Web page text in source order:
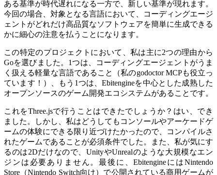
ある基準が時代遅れになる一方で、新しい基準が現れます。
今回の場合、対象となる言語において、コーディングエージ
ェントがどれだけ高品質なソフトウェアを簡単に生成できる
かに細心の注意を払うことになります。
この特定のプロジェクトにおいて、私は主に2つの理由から
Goを選びました。1つは、コーディングエージェントがうま
く扱える軽量な言語であること（私のgodoctor MCPも役立っ
ています！）、もう1つは、Ebitengineを中心とした成熟した
オープンソースのゲーム開発エコシステムがあることです。
これをThree.jsで行うことはできたでしょうか？はい、でき
ました。しかし、私はどうしてもコンソールやアーケードゲ
ームの体験にできる限り近づけたかったので、コンパイルさ
れたゲームであることが必須条件でした。また、私が気にす
るのは2Dだけなので、UnityやUnrealのような大規模なエン
ジンは必要ありません。最後に、EbitengineにはNintendo
Store（Nintendo Switch向け）で公開されている商用ゲームが